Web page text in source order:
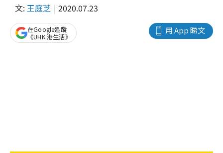
文: 王庭芝 2020.07.23
用 App 睇文
在Google追蹤
《UHK 港生活》